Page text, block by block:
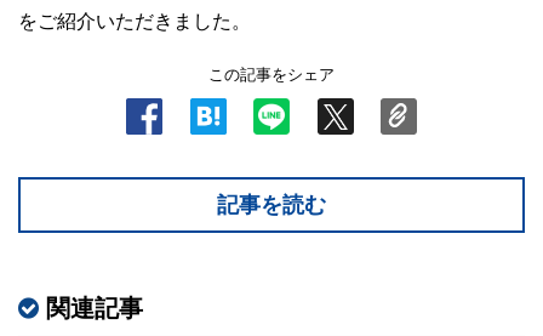
をご紹介いただきました。
この記事をシェア
記事を読む
関連記事